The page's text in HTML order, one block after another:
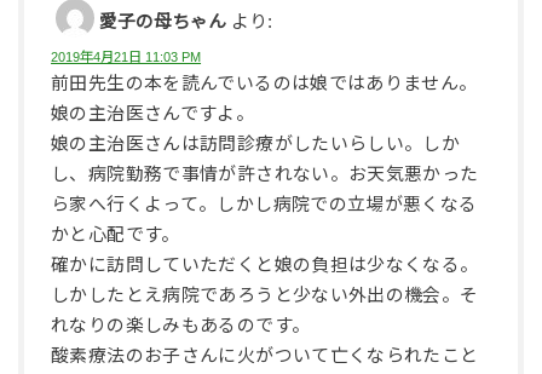
愛子の母ちゃん より:
2019年4月21日 11:03 PM
前田先生の本を読んでいるのは娘ではありません。
娘の主治医さんですよ。
娘の主治医さんは訪問診療がしたいらしい。しか
し、病院勤務で事情が許されない。お天気悪かった
ら家へ行くよって。しかし病院での立場が悪くなる
かと心配です。
確かに訪問していただくと娘の負担は少なくなる。
しかしたとえ病院であろうと少ない外出の機会。そ
れなりの楽しみもあるのです。
酸素療法のお子さんに火がついて亡くなられたこと